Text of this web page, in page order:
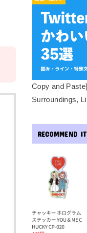
Copy and
Surroundings,
RECOMMEND